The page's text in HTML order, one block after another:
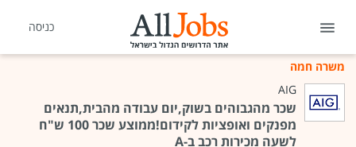
כניסה
משרה חמה
AIG
שכר מהגבוהים בשוק,יום עבודה מהבית,תנאים
מפנקים ואופציות לקידום!ממוצע שכר 100 ש"ח
לשעה מכירות רכב ב-A